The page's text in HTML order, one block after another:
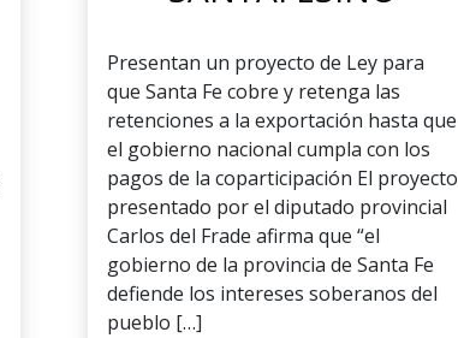
Presentan un proyecto de Ley para
que Santa Fe cobre y retenga las
retenciones a la exportación hasta que
el gobierno nacional cumpla con los
pagos de la coparticipación El proyecto
presentado por el diputado provincial
Carlos del Frade afirma que “el
gobierno de la provincia de Santa Fe
defiende los intereses soberanos del
pueblo […]